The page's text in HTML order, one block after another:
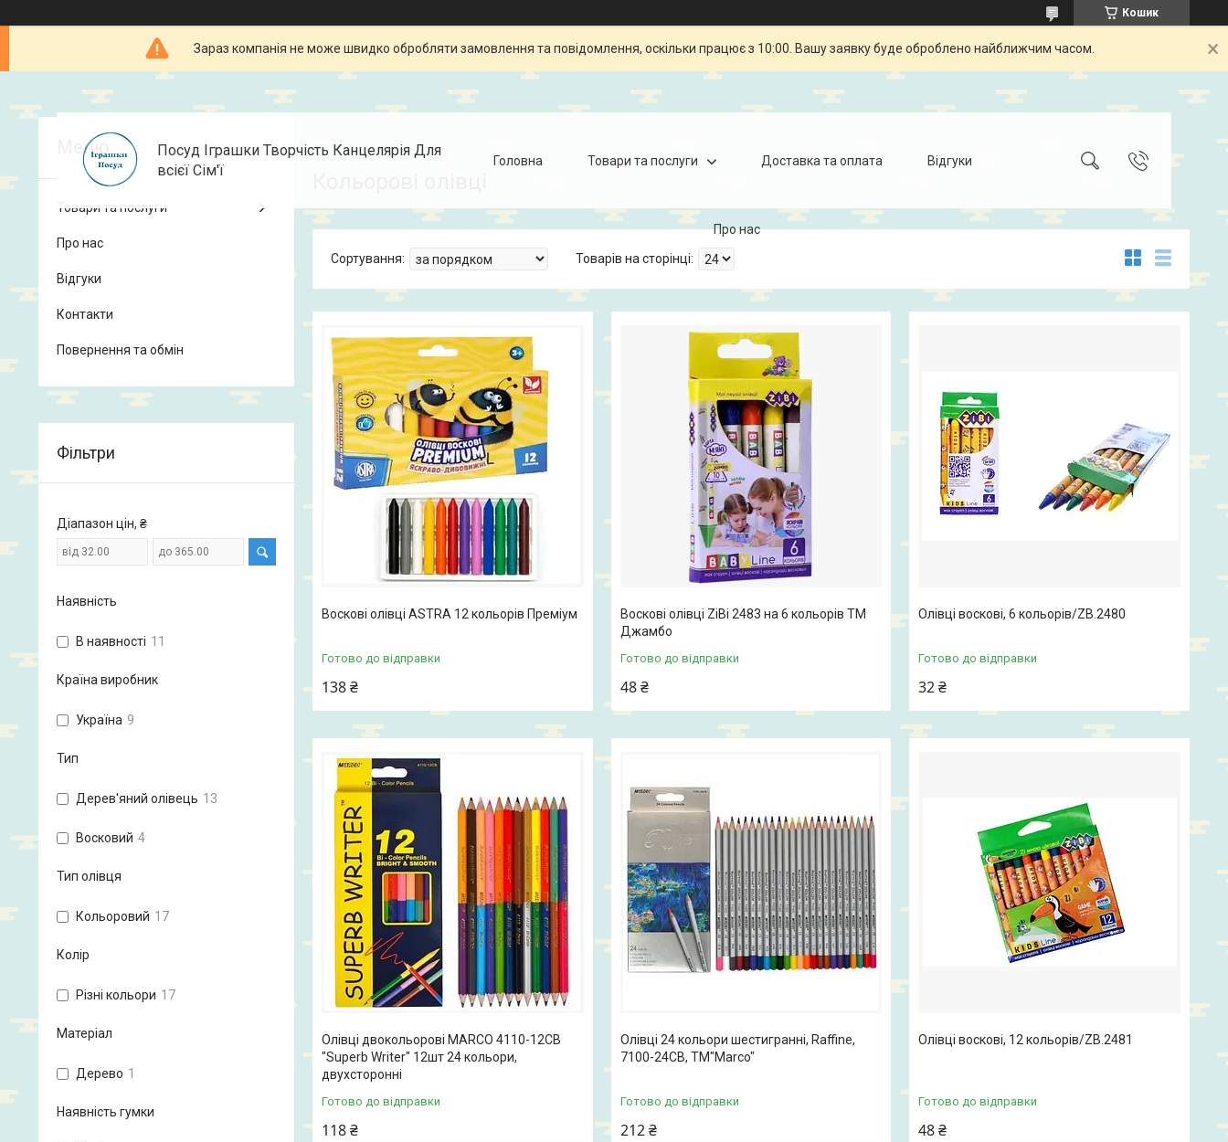
Кошик
Зараз компанія не може швидко обробляти замовлення та повідомлення, оскільки працює з 10:00. Вашу заявку буде оброблено найближчим часом.
Посуд Іграшки Творчість Канцелярія Для
всієї Сім'ї
Головна Товари та послуги Доставка та оплата Відгуки
Про нас
Воскові олівці ASTRA 12 кольорів Преміум
Готово до відправки
138 ₴
Воскові олівці ZiBi 2483 на 6 кольорів ТМ
Джамбо
Готово до відправки
48 ₴
Олівці воскові, 6 кольорів/ZB.2480
Готово до відправки
32 ₴
Олівці двокольорові MARCO 4110-12СВ
"Superb Writer" 12шт 24 кольори,
двухсторонні
Готово до відправки
118 ₴
Олівці 24 кольори шестигранні, Raffine,
7100-24CB, ТМ"Marco"
Готово до відправки
212 ₴
Олівці воскові, 12 кольорів/ZB.2481
Готово до відправки
48 ₴
Товари та послуги
Про нас
Відгуки
Контакти
Повернення та обмін
Фільтри
Діапазон цін, ₴
Наявність
В наявності 11
Країна виробник
Україна 9
Тип
Дерев'яний олівець 13
Восковий 4
Тип олівця
Кольоровий 17
Колір
Різні кольори 17
Матеріал
Дерево 1
Наявність гумки